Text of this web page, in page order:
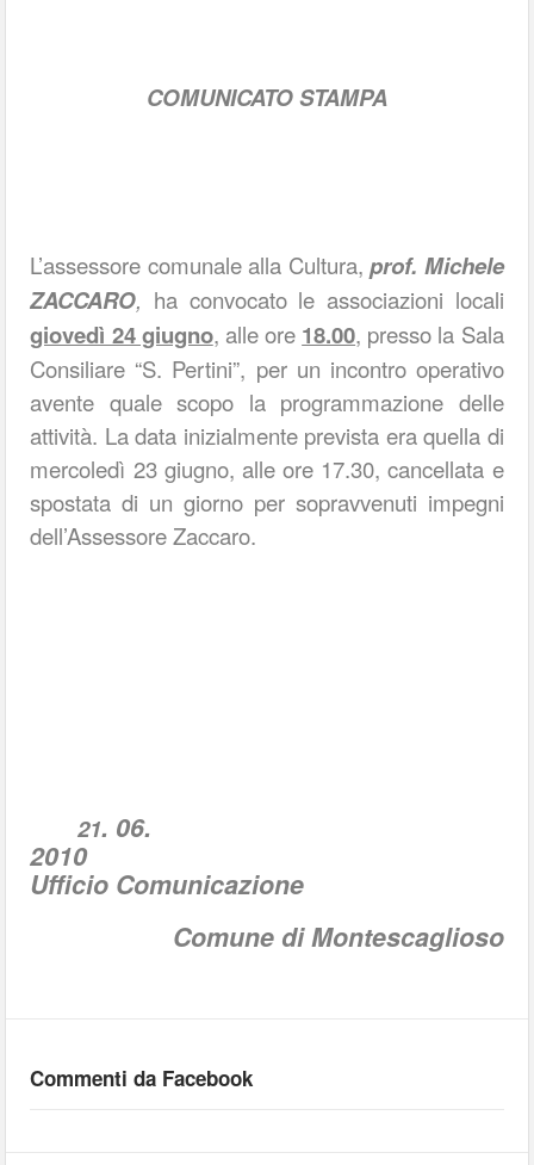
COMUNICATO STAMPA
L’assessore comunale alla Cultura,prof. Michele
ZACCARO, ha convocato le associazioni locali
giovedì 24 giugno, alle ore 18.00, presso la Sala
Consiliare “S. Pertini”, per un incontro operativo
avente quale scopo la programmazione delle
attività. La data inizialmente prevista era quella di
mercoledì 23 giugno, alle ore 17.30, cancellata e
spostata di un giorno per sopravvenuti impegni
dell’Assessore Zaccaro.
21. 06.
2010
Ufficio Comunicazione
Comune di Montescaglioso
Commenti da Facebook